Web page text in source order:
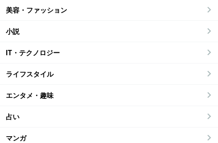
美容・ファッション
小説
IT・テクノロジー
ライフスタイル
エンタメ・趣味
占い
マンガ